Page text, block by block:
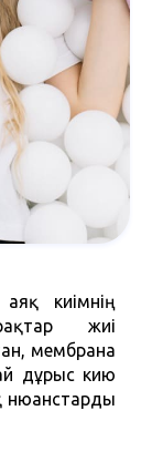
киімнің
жиі
мембрана
дұрыс кию
нюанстарды